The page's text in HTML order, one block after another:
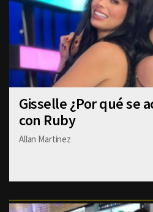
Gisselle ¿Por qué se
con Ruby
Allan Martinez